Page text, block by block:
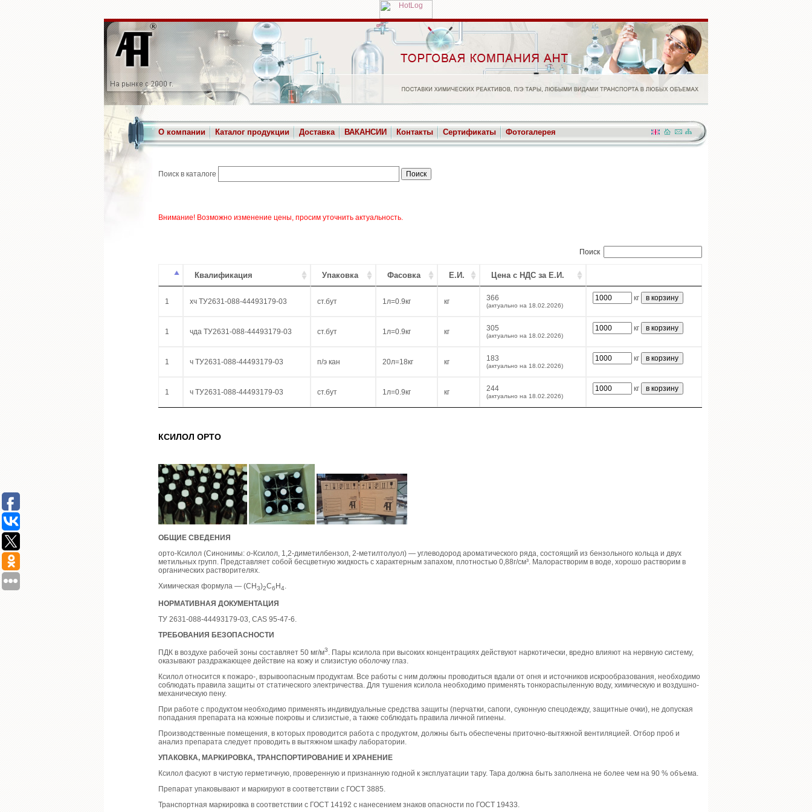
О компании Каталог продукции Доставка ВАКАНСИИ Контакты Сертификаты Фотогалерея
Поиск в каталоге
Внимание! Возможно изменение цены, просим уточнить актуальность.
Поиск
Квалификация Упаковка Фасовка Е.И. Цена с НДС за Е.И.
1 хч ТУ2631-088-44493179-03 ст.бут 1л=0.9кг кг 366
(актуально на 18.02.2026)
кг
1 чда ТУ2631-088-44493179-03 ст.бут 1л=0.9кг кг 305
(актуально на 18.02.2026)
кг
1 ч ТУ2631-088-44493179-03 п/э кан 20л=18кг кг 183
(актуально на 18.02.2026)
кг
1 ч ТУ2631-088-44493179-03 ст.бут 1л=0.9кг кг 244
(актуально на 18.02.2026)
кг
КСИЛОЛ ОРТО
ОБЩИЕ СВЕДЕНИЯ
орто-Ксилол (Синонимы: о-Ксилол, 1,2-диметилбензол, 2-метилтолуол) — углеводород ароматического ряда, состоящий из бензольного кольца и двух
метильных групп. Представляет собой бесцветную жидкость с характерным запахом, плотностью 0,88г/см³. Малорастворим в воде, хорошо растворим в
органических растворителях.
Химическая формула — (СН3)2С6 Н4.
НОРМАТИВНАЯ ДОКУМЕНТАЦИЯ
ТУ 2631-088-44493179-03, CAS 95-47-6.
ТРЕБОВАНИЯ БЕЗОПАСНОСТИ
ПДК в воздухе рабочей зоны составляет 50 мг/м3
. Пары ксилола при высоких концентрациях действуют наркотически, вредно влияют на нервную систему,
оказывают раздражающее действие на кожу и слизистую оболочку глаз.
Ксилол относится к пожаро-, взрывоопасным продуктам. Все работы с ним должны проводиться вдали от огня и источников искрообразования, необходимо
соблюдать правила защиты от статического электричества. Для тушения ксилола необходимо применять тонкораспыленную воду, химическую и воздушно-
механическую пену.
При работе с продуктом необходимо применять индивидуальные средства защиты (перчатки, сапоги, суконную спецодежду, защитные очки), не допуская
попадания препарата на кожные покровы и слизистые, а также соблюдать правила личной гигиены.
Производственные помещения, в которых проводится работа с продуктом, должны быть обеспечены приточно-вытяжной вентиляцией. Отбор проб и
анализ препарата следует проводить в вытяжном шкафу лаборатории.
УПАКОВКА, МАРКИРОВКА, ТРАНСПОРТИРОВАНИЕ И ХРАНЕНИЕ
Ксилол фасуют в чистую герметичную, проверенную и признанную годной к эксплуатации тару. Тара должна быть заполнена не более чем на 90 % объема.
Препарат упаковывают и маркируют в соответствии с ГОСТ 3885.
Транспортная маркировка в соответствии с ГОСТ 14192 с нанесением знаков опасности по ГОСТ 19433.